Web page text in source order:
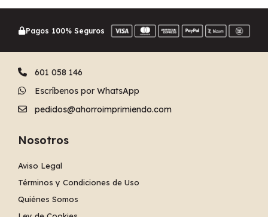
Pagos 100% Seguros
601 058 146
Escríbenos por WhatsApp
pedidos@ahorroimprimiendo.com
Nosotros
Aviso Legal
Términos y Condiciones de Uso
Quiénes Somos